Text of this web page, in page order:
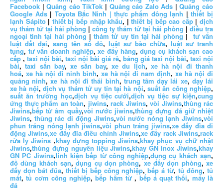
Facebook |Quảng cáo TikTok | Quảng cáo Zalo Ads |Quảng cáo
Google Ads| Toyota Bắc Ninh | thực phẩm đông lạnh |thiết bị
lạnh Sápito | thiết bị bếp nhập khẩu, |thiết bị bếp cao cấp|dịch
vụ thám tử tại hải phòng | công ty thám tử tại hải phòng | điều tra
ngoại tình tại hải phòng |thám tử uy tín tại hải phòng | tư vấn
luật đất đai, sang tên sổ đỏ, luật sư bào chữa, luật sư tranh
tụng, tư vấn doanh nghiệp,xe đẩy hàng,dụng cụ khách sạn cao
cấp , taxi nội bài, taxi nội bài giá rẻ, bảng giá taxi nội bài, taxi nội
bài,taxi sân bay,xe sân bay,xe du lịch, xe hà nội đi thanh
hoá, xe hà nội đi ninh bình, xe hà nội đi nam định,xe hà nội đi
quảng ninh,xe hà nội đi thái bình, trung tâm dạy lái xe, dạy lái
xe hà nội,dịch vụ thám tử uy tín tại hà nội,suất ăn công nghiệp,
suất ăn trường học,dịch vụ tiệc cưới,dịch vụ tiệc sự kiện,cung
ứng thực phẩm an toàn, jiwins, rack Jiwins, vòi Jiwins,thùng rác
Jiwins,bếp từ âm quầy,vòi nước jiwins,thùng đựng đá giữ nhiệt
Jiwins,thùng rác di động Jiwins,vòi nước nóng lạnh Jiwins,vòi
phun tráng nóng lạnh jiwins,vòi phun tráng jiwins,xe đẩy đĩa di
động Jiwins,xe đẩy đĩa điều chỉnh Jiwins,xe đẩy rack Jiwins,rack
rửa ly Jiwins ,khay đựng topping Jiwins,khay phục vụ chữ nhật
Jiwins,thùng đựng nguyên liệu Jiwins,khay GN Inox Jiwins,khay
GN PC Jiwins,linh kiện bếp từ công nghiệp,dụng cụ khách sạn,
đồ dùng khách sạn,dụng cụ dọn phòng, xe đẩy dọn phòng,xe
đẩy dọn bát đũa, thiết bị bếp công nghiệp,bếp á từ,tủ đông,tủ
mát,tủ cơm công nghiệp,bếp hầm từ , bếp á quạt thổi, máy là
đá